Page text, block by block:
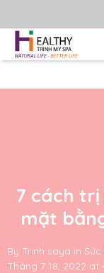
7 cách
mặt
By Trinh saya in
Tháng 7 18, 2022 at